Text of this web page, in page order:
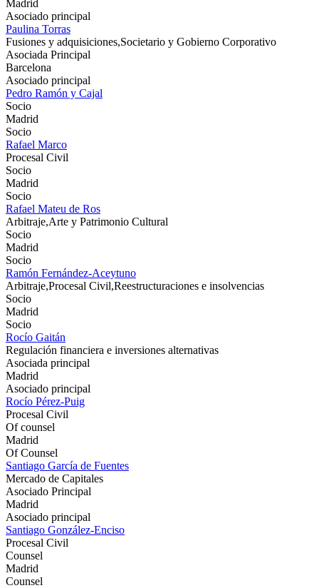
Madrid
Asociado principal
Paulina Torras
Fusiones y adquisiciones,Societario y Gobierno Corporativo
Asociada Principal
Barcelona
Asociado principal
Pedro Ramón y Cajal
Socio
Madrid
Socio
Rafael Marco
Procesal Civil
Socio
Madrid
Socio
Rafael Mateu de Ros
Arbitraje,Arte y Patrimonio Cultural
Socio
Madrid
Socio
Ramón Fernández-Aceytuno
Arbitraje,Procesal Civil,Reestructuraciones e insolvencias
Socio
Madrid
Socio
Rocío Gaitán
Regulación financiera e inversiones alternativas
Asociada principal
Madrid
Asociado principal
Rocío Pérez-Puig
Procesal Civil
Of counsel
Madrid
Of Counsel
Santiago García de Fuentes
Mercado de Capitales
Asociado Principal
Madrid
Asociado principal
Santiago González-Enciso
Procesal Civil
Counsel
Madrid
Counsel